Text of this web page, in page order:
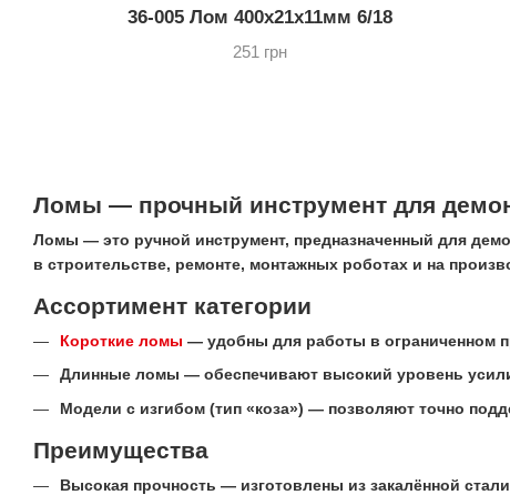
Ломы — прочный инструмент для
Ломы — это ручной инструмент, предназначенный для
в строительстве, ремонте, монтажных роботах и на
Ассортимент категории
Короткие ломы — удобны для работы в ограниченном
Длинные ломы — обеспечивают высокий уровень
Модели с изгибом (тип «коза») — позволяют точно
Преимущества
Высокая прочность — изготовлены из закалённой
36-005 Лом 400х21х11мм 6/18
251 грн